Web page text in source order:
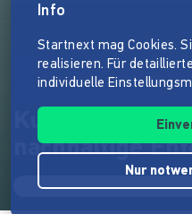
Kulinarische
nachhaltige
Info
Startnext mag Cookies.
realisieren. Für
individuelle
Nur